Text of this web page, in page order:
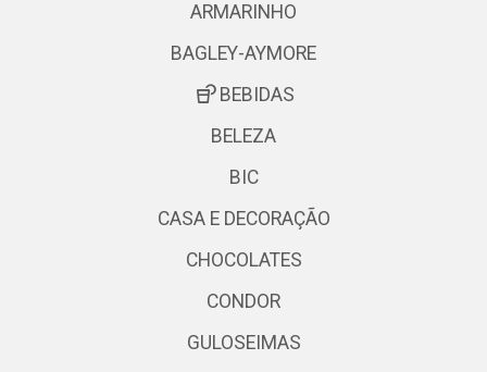
ARMARINHO
BAGLEY-AYMORE
BEBIDAS
BELEZA
BIC
CASA E DECORAÇÃO
CHOCOLATES
CONDOR
GULOSEIMAS